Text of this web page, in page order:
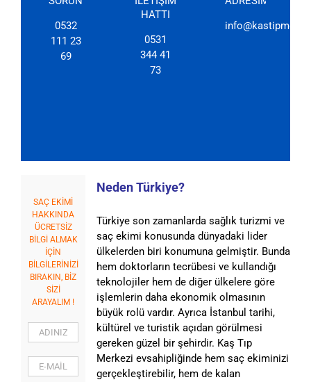
0532
111 23
69
HATTI
0531
344 41
73
SAÇ EKİMİ
HAKKINDA
ÜCRETSİZ
BİLGİ ALMAK
İÇİN
BİLGİLERİNİZİ
BIRAKIN, BİZ
SİZİ
ARAYALIM !
Neden Türkiye?
Türkiye son zamanlarda sağlık turizmi ve
saç ekimi konusunda dünyadaki lider
ülkelerden biri konumuna gelmiştir. Bunda
hem doktorların tecrübesi ve kullandığı
teknolojiler hem de diğer ülkelere göre
işlemlerin daha ekonomik olmasının
büyük rolü vardır. Ayrıca İstanbul tarihi,
kültürel ve turistik açıdan görülmesi
gereken güzel bir şehirdir. Kaş Tıp
Merkezi evsahipliğinde hem saç ekiminizi
gerçekleştirebilir, hem de kalan